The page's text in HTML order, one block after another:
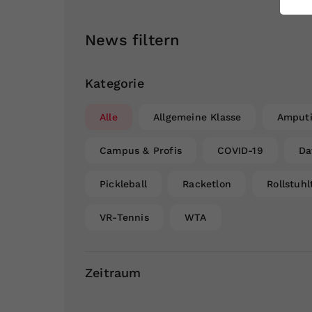
News filtern
Kategorie
Alle Allgemeine Klasse
Campus & Profis COVID-19
Pickleball Racketlon
VR-Tennis WTA
Zeitraum